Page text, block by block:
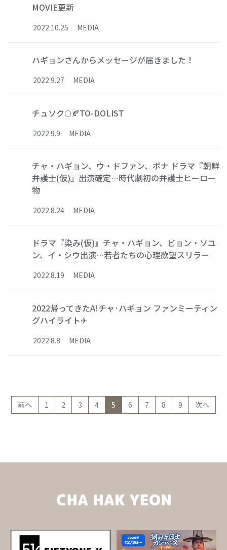
MOVIE更新
2022.10.25 MEDIA
ハギョンさんからメッセージが届きました！
2022.9.27 MEDIA
チュソク🌕🍂TO-DOLIST
2022.9.9 MEDIA
チャ・ハギョン、ウ・ドファン、ボナ ドラマ『朝鮮
弁護士(仮)』出演確定…時代劇初の弁護士ヒーロー
物
2022.8.24 MEDIA
ドラマ『染み(仮)』チャ・ハギョン、ビョン・ソユ
ン、イ・シウ出演…若者たちの心理欲望スリラー
2022.8.19 MEDIA
2022帰ってきたA!チャ·ハギョン ファンミーティン
グハイライト✈
2022.8.8 MEDIA
前へ 1 2 3 4 5 (current)
6 7 8 9 次へ